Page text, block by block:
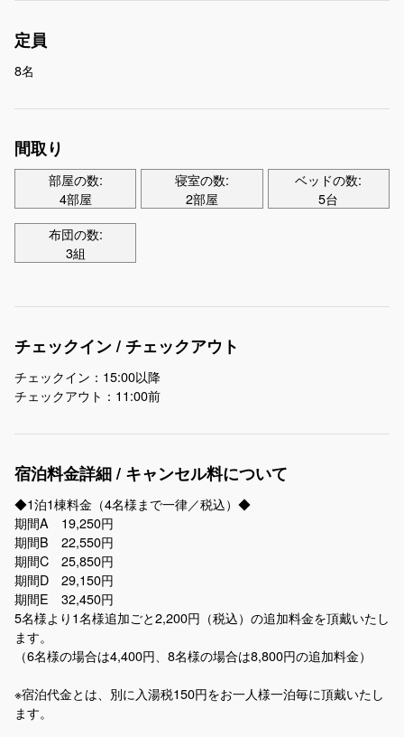
定員
8名
間取り
部屋の数:
4部屋
寝室の数:
2部屋
ベッドの数:
5台
布団の数:
3組
チェックイン / チェックアウト
チェックイン：15:00以降
チェックアウト：11:00前
宿泊料金詳細 / キャンセル料について
◆1泊1棟料金（4名様まで一律／税込）◆
期間A 19,250円
期間B 22,550円
期間C 25,850円
期間D 29,150円
期間E 32,450円
5名様より1名様追加ごと2,200円（税込）の追加料金を頂戴いたし
ます。
（6名様の場合は4,400円、8名様の場合は8,800円の追加料金）
※宿泊代金とは、別に入湯税150円をお一人様一泊毎に頂戴いたし
ます。